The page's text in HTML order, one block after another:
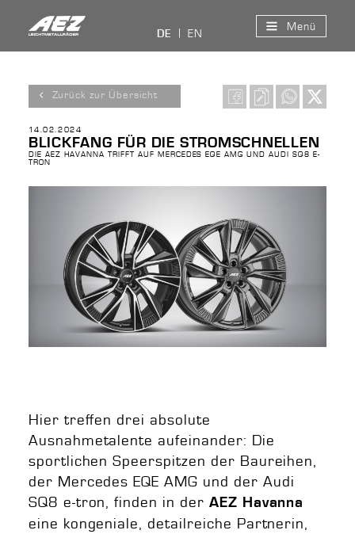
DE EN
Menü
Zurück zur Übersicht
14.02.2024
BLICKFANG FÜR DIE STROMSCHNELLEN
DIE AEZ HAVANNA TRIFFT AUF MERCEDES EQE AMG UND AUDI SQ8 E-
TRON
Hier treffen drei absolute
Ausnahmetalente aufeinander: Die
sportlichen Speerspitzen der Baureihen,
der Mercedes EQE AMG und der Audi
SQ8 e-tron, finden in der AEZ Havanna
eine kongeniale, detailreiche Partnerin,